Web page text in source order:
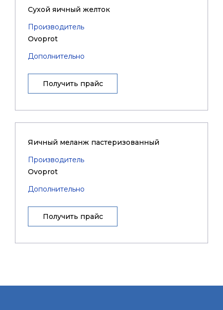
Сухой яичный желток
Производитель
Ovoprot
Дополнительно
Получить прайс
Яичный меланж пастеризованный
Производитель
Ovoprot
Дополнительно
Получить прайс